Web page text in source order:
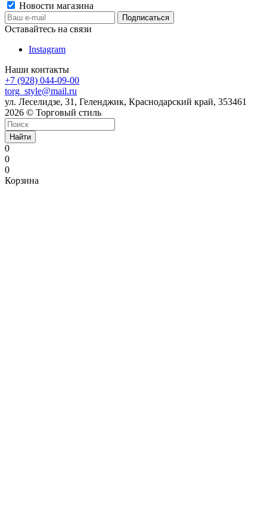
Новости магазина
Оставайтесь на связи
Instagram
Наши контакты
+7 (928) 044-09-00
torg_style@mail.ru
ул. Леселидзе, 31, Геленджик, Краснодарский край, 353461
2026 © Торговый стиль
Найти
0
0
0
Корзина